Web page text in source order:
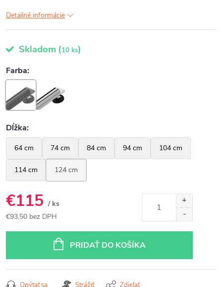
Detailné informácie
Skladom (10 ks)
€115 / ks
€93,50 bez DPH
PRIDAŤ DO KOŠÍKA
Opýtať sa Strážiť Zdieľať